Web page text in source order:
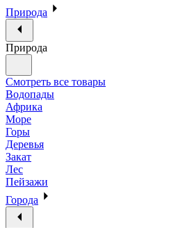
Природа
Природа
Смотреть все товары
Водопады
Африка
Море
Горы
Деревья
Закат
Лес
Пейзажи
Города